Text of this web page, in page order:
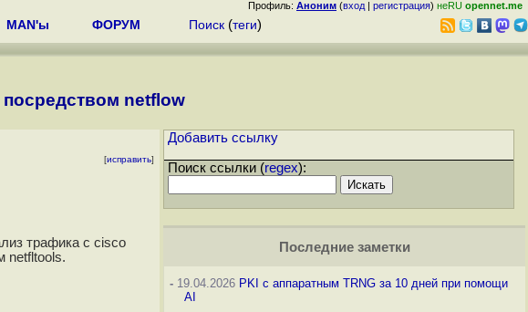
Профиль: Аноним (вход | регистрация) неRU opennet.me
MAN'ы ФОРУМ Поиск (теги)
netflow
[исправить]
трафика с cisco
netfltools.
Добавить ссылку
Поиск ссылки (regex):
Последние заметки
- 19.04.2026 PKI с аппаратным TRNG за 10 дней при помощи
AI